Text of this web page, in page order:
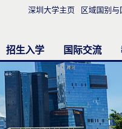
深圳大学主页 区域国别
招生入学
本科生
研究生
留学生
国际交流
联合培养项目
国际交流活动